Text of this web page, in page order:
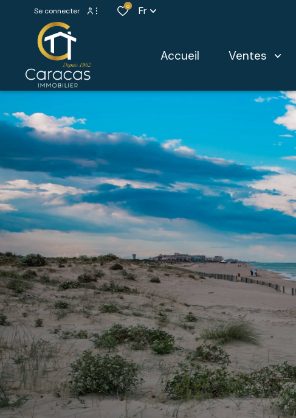
Se connecter
Extranet syndic
0 Fr
accueil ventes
villas
appartements
propriétés
murs commerciaux
autres